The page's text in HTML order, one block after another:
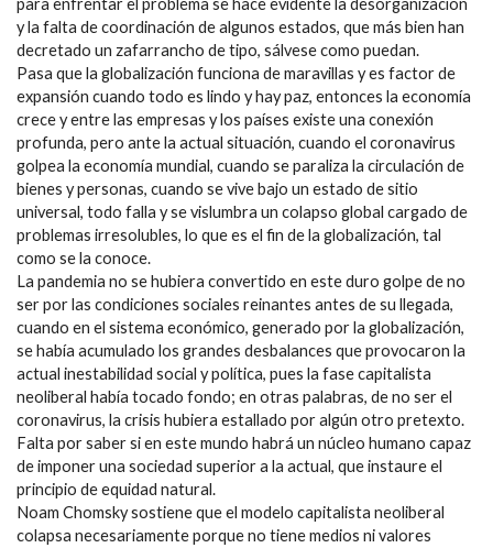
para enfrentar el problema se hace evidente la desorganización
y la falta de coordinación de algunos estados, que más bien han
decretado un zafarrancho de tipo, sálvese como puedan.
Pasa que la globalización funciona de maravillas y es factor de
expansión cuando todo es lindo y hay paz, entonces la economía
crece y entre las empresas y los países existe una conexión
profunda, pero ante la actual situación, cuando el coronavirus
golpea la economía mundial, cuando se paraliza la circulación de
bienes y personas, cuando se vive bajo un estado de sitio
universal, todo falla y se vislumbra un colapso global cargado de
problemas irresolubles, lo que es el fin de la globalización, tal
como se la conoce.
La pandemia no se hubiera convertido en este duro golpe de no
ser por las condiciones sociales reinantes antes de su llegada,
cuando en el sistema económico, generado por la globalización,
se había acumulado los grandes desbalances que provocaron la
actual inestabilidad social y política, pues la fase capitalista
neoliberal había tocado fondo; en otras palabras, de no ser el
coronavirus, la crisis hubiera estallado por algún otro pretexto.
Falta por saber si en este mundo habrá un núcleo humano capaz
de imponer una sociedad superior a la actual, que instaure el
principio de equidad natural.
Noam Chomsky sostiene que el modelo capitalista neoliberal
colapsa necesariamente porque no tiene medios ni valores